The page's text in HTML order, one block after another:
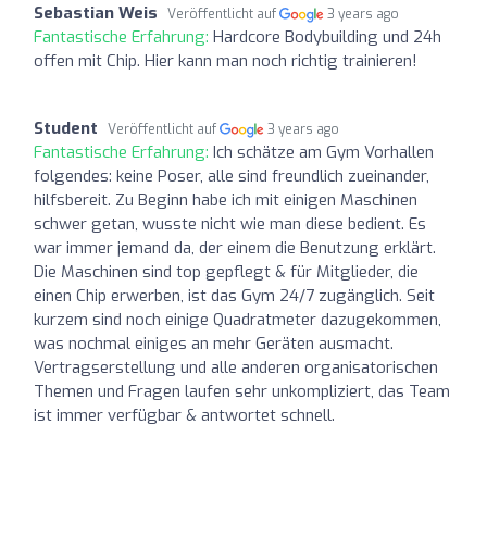
Sebastian Weis Veröffentlicht auf 3 years ago
Fantastische Erfahrung: Hardcore Bodybuilding und 24h
offen mit Chip. Hier kann man noch richtig trainieren!
Student Veröffentlicht auf 3 years ago
Fantastische Erfahrung: Ich schätze am Gym Vorhallen
folgendes: keine Poser, alle sind freundlich zueinander,
hilfsbereit. Zu Beginn habe ich mit einigen Maschinen
schwer getan, wusste nicht wie man diese bedient. Es
war immer jemand da, der einem die Benutzung erklärt.
Die Maschinen sind top gepflegt & für Mitglieder, die
einen Chip erwerben, ist das Gym 24/7 zugänglich. Seit
kurzem sind noch einige Quadratmeter dazugekommen,
was nochmal einiges an mehr Geräten ausmacht.
Vertragserstellung und alle anderen organisatorischen
Themen und Fragen laufen sehr unkompliziert, das Team
ist immer verfügbar & antwortet schnell.